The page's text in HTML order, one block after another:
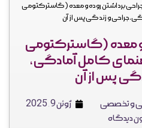
برداشتن روده و معده (گاسترکتومی
جراحی و زندگی پس از آن
و معده (گاسترکتومی
کامل آمادگی،
پس از آن
و تخصصی
ژوئن 9, 2025
دیدگاه